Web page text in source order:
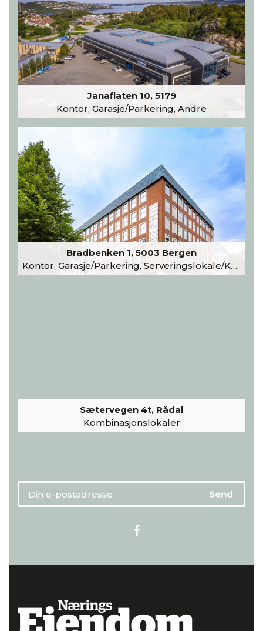
Janaflaten 10, 5179
Kontor, Garasje/Parkering, Andre
Bradbenken 1, 5003 Bergen
Kontor, Garasje/Parkering, Serveringslokale/Kantine, Undervisning/Arrangement
Sætervegen 4t, Rådal
Kombinasjonslokaler